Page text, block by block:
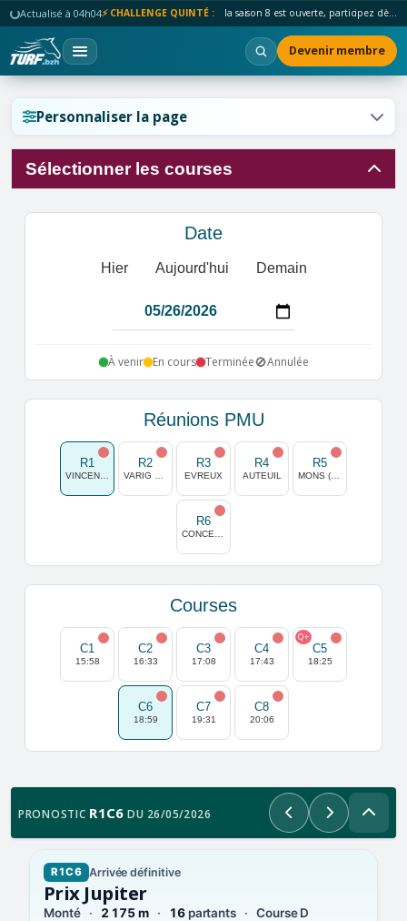
Actualisé à 04h04⚡ CHALLENGE QUINTÉ : la saison 8 est ouverte, participez dès maintenant !
Devenir membre
Personnaliser la page
Sélectionner les courses
Date
Hier Aujourd'hui Demain
À venir En cours Terminée🚫Annulée
Réunions PMU
R1 R2 R3
EVREUX
R4
AUTEUIL
R5
R6
Courses
C1
15:58
C2
16:33
C3
17:08
C4
17:43
C5
18:25
Q+
C6
18:59
C7
19:31
C8
20:06
PRONOSTIC R1C6 DU 26/05/2026 PrécédentSuivant
R1C6 Arrivée définitive
Prix Jupiter
Monté 2 175 m 16partants Course D
Réinitialiser l'affichage ?
Réinitialiser